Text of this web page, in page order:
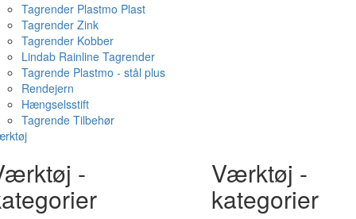
Tagrender Plastmo Plast
Tagrender Zink
Tagrender Kobber
Lindab Rainline Tagrender
Tagrende Plastmo - stål plus
Rendejern
Hængselsstift
Tagrende Tilbehør
- Værktøj -
kategorier